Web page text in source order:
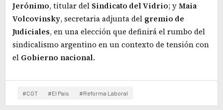
Jerónimo, titular del Sindicato del Vidrio; yMaia
Volcovinsky, secretaria adjunta del gremio de
Judiciales, en una elección que definirá el rumbo del
sindicalismo argentino en un contexto de tensión con
el Gobierno nacional.
#CGT #El País #Reforma Laboral